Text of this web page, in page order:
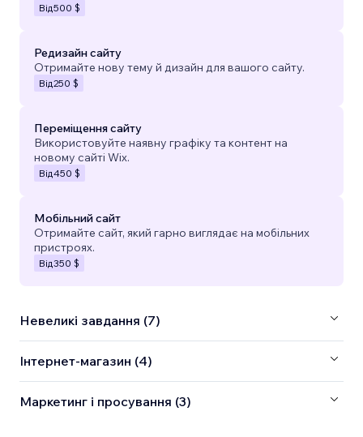
Від500 $
Редизайн сайту
Отримайте нову тему й дизайн для вашого сайту.
Від250 $
Переміщення сайту
Використовуйте наявну графіку та контент на
новому сайті Wix.
Від450 $
Мобільний сайт
Отримайте сайт, який гарно виглядає на мобільних
пристроях.
Від350 $
Невеликі завдання (7)
Інтернет-магазин (4)
Маркетинг і просування (3)